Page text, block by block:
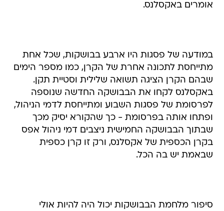
אומרים באקסלנס.
במודעה של פסגות היו ארבע בבושקות, שכל אחת
מתייחסת לתכונה אחרת של הקרן, כמו מספר הימים
שבהם הקרן הציגה תשואה שלילית וסטיית תקן.
באקסלנס לקחו את הבבושקה החדשה שנוספה
לפרסומת של פסגות השבוע ומתייחסת לדמי הניהול,
ופתחו אותה בפרסומת - כך שהקורא יסיק מכך
שבתוך הבבושקה החמישית ניצבים דמי ניהול אפס
בקרן הכספית של אקסלנס, ורק זו קרן כספית
שבאמת יש בה הכל.
סיפור מלחמת הבבושקות יכול היה להיות אולי